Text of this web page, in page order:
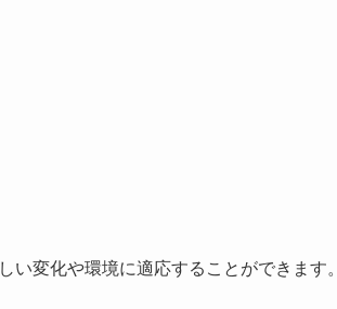
い変化や環境に適応することができます。